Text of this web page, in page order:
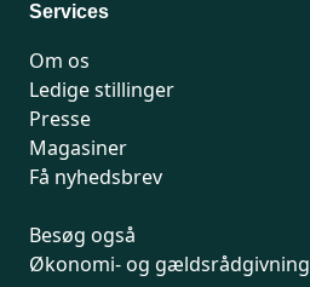
Services
Om os
Ledige stillinger
Presse
Magasiner
Få nyhedsbrev
Besøg også
Økonomi- og gældsrådgivning